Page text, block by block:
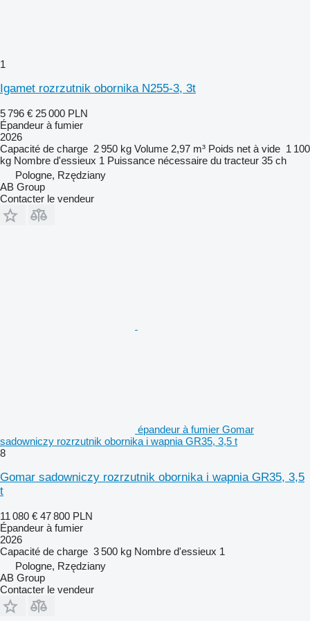
1
Igamet rozrzutnik obornika N255-3, 3t
5 796 € 25 000 PLN
Épandeur à fumier
2026
Capacité de charge 2 950 kg Volume 2,97 m³ Poids net à vide 1 100
kg Nombre d'essieux 1 Puissance nécessaire du tracteur 35 ch
Pologne, Rzędziany
AB Group
Contacter le vendeur
épandeur à fumier Gomar
sadowniczy rozrzutnik obornika i wapnia GR35, 3,5 t
8
Gomar sadowniczy rozrzutnik obornika i wapnia GR35, 3,5
t
11 080 € 47 800 PLN
Épandeur à fumier
2026
Capacité de charge 3 500 kg Nombre d'essieux 1
Pologne, Rzędziany
AB Group
Contacter le vendeur